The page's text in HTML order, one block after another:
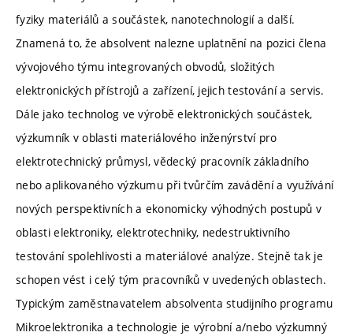
fyziky materiálů a součástek, nanotechnologií a další.
Znamená to, že absolvent nalezne uplatnění na pozici člena
vývojového týmu integrovaných obvodů, složitých
elektronických přístrojů a zařízení, jejich testování a servis.
Dále jako technolog ve výrobě elektronických součástek,
výzkumník v oblasti materiálového inženýrství pro
elektrotechnický průmysl, vědecký pracovník základního
nebo aplikovaného výzkumu při tvůrčím zavádění a využívání
nových perspektivních a ekonomicky výhodných postupů v
oblasti elektroniky, elektrotechniky, nedestruktivního
testování spolehlivosti a materiálové analýze. Stejně tak je
schopen vést i celý tým pracovníků v uvedených oblastech.
Typickým zaměstnavatelem absolventa studijního programu
Mikroelektronika a technologie je výrobní a/nebo výzkumný